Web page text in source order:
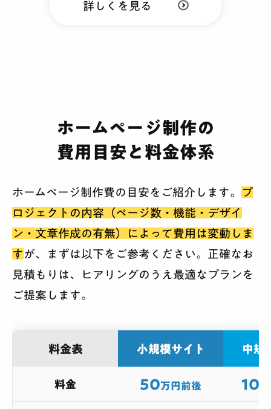
詳しくを見る
ホームページ制作の
費用目安と料金体系
ホームページ制作費の目安をご紹介します。
プ
ロジェクトの内容（ページ数・機能・デザイ
ン・文章作成の有無）によって費用は変動しま
す が、まずは以下をご参考ください。正確なお
見積もりは、ヒアリングのうえ最適なプランを
ご提案します。
料金表 小規模サイト 中規
料金 50万円前後 100